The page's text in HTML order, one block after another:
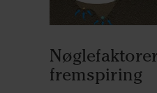
fremspiring